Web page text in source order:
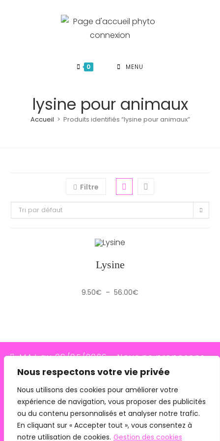
Nous respectons votre vie privée
Nous utilisons des cookies pour améliorer votre
expérience de navigation, vous proposer des publicités
ou du contenu personnalisés et analyser notre trafic.
En cliquant sur « Accepter tout », vous consentez à
notre utilisation de cookies. Gestion des cookies
MAJ au 09/05/2026 - Nous ne proposons
plus le transporteur Relais Colis (placés en
redressement judiciaire le 10/03/26, ils
n'assurent plus les livraisons depuis le
07/05/26). Pour les commandes avec
remise en main propre, merci de me
0 MENU
lysine pour animaux
Accueil > Produits identifiés “lysine pour animaux”
Filtre
Tri par défaut
Lysine
9.50€ – 56.00€